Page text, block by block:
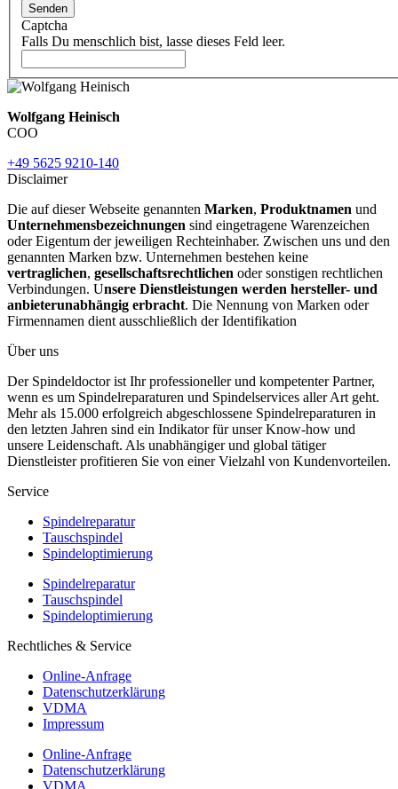
Senden
Captcha
Falls Du menschlich bist, lasse dieses Feld leer.
Wolfgang Heinisch
COO
+49 5625 9210-140
Disclaimer
Die auf dieser Webseite genannten Marken, Produktnamen und
Unternehmensbezeichnungen sind eingetragene Warenzeichen
oder Eigentum der jeweiligen Rechteinhaber. Zwischen uns und den
genannten Marken bzw. Unternehmen bestehen keine
vertraglichen, gesellschaftsrechtlichen oder sonstigen rechtlichen
Verbindungen. Unsere Dienstleistungen werden hersteller- und
anbieterunabhängig erbracht. Die Nennung von Marken oder
Firmennamen dient ausschließlich der Identifikation
Über uns
Der Spindeldoctor ist Ihr professioneller und kompetenter Partner,
wenn es um Spindelreparaturen und Spindelservices aller Art geht.
Mehr als 15.000 erfolgreich abgeschlossene Spindelreparaturen in
den letzten Jahren sind ein Indikator für unser Know-how und
unsere Leidenschaft. Als unabhängiger und global tätiger
Dienstleister profitieren Sie von einer Vielzahl von Kundenvorteilen.
Service
Spindelreparatur
Tauschspindel
Spindeloptimierung
Spindelreparatur
Tauschspindel
Spindeloptimierung
Rechtliches & Service
Online-Anfrage
Datenschutzerklärung
VDMA
Impressum
Online-Anfrage
Datenschutzerklärung